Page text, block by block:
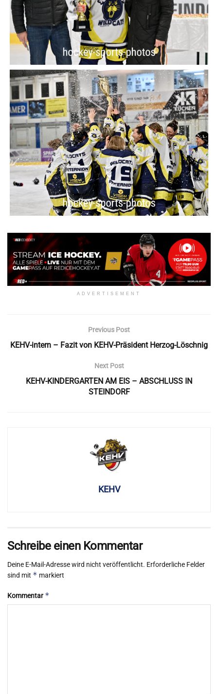
ADVERTISEMENT
Previous Post
KEHV-intern – Fazit von KEHV-Präsident Herzog-Löschnig
Next Post
KEHV-KINDERGARTEN AM EIS – ABSCHLUSS IN
STEINDORF
KEHV
Schreibe einen Kommentar
Deine E-Mail-Adresse wird nicht veröffentlicht. Erforderliche Felder
sind mit * markiert
Kommentar *